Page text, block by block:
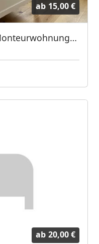
ab 15,00 €
workandhome Weiden (Monteurwohnungen & Wohnungen auf Zeit)
ab 20,00 €